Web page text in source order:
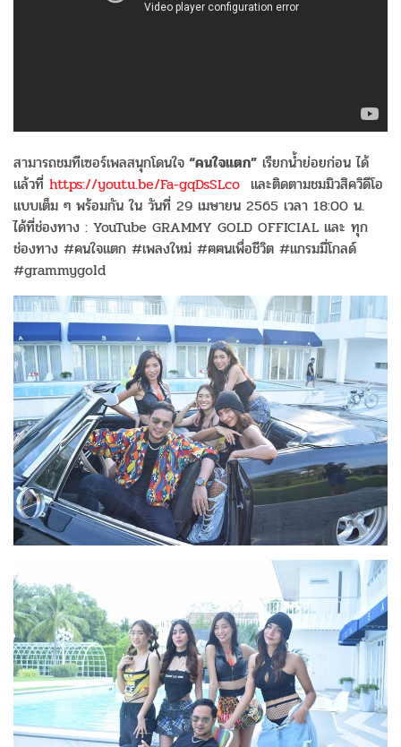
สามารถชมทีเซอร์เพลสนุกโดนใจ “คนใจแตก” เรียกน้ำย่อยก่อน ได้
แล้วที่ https://youtu.be/Fa-gqDsSLco และติดตามชมมิวสิควิดีโอ
แบบเต็ม ๆ พร้อมกัน ใน วันที่ 29 เมษายน 2565 เวลา 18:00 น.
ได้ที่ช่องทาง : YouTube GRAMMY GOLD OFFICIAL และ ทุก
ช่องทาง #คนใจแตก #เพลงใหม่ #ฅฅนเพื่อชีวิต #แกรมมี่โกลด์
#grammygold